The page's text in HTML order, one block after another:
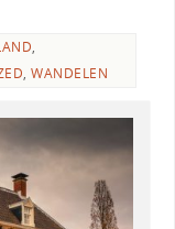
,
,WANDELEN